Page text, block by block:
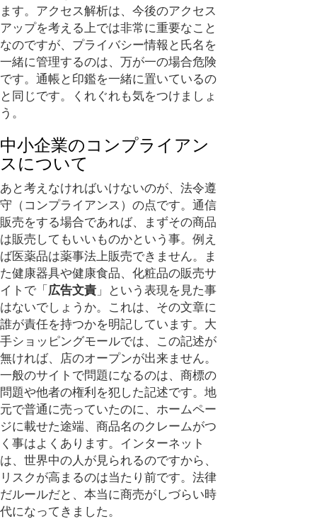
ます。アクセス解析は、今後のアクセス
アップを考える上では非常に重要なこと
なのですが、プライバシー情報と氏名を
一緒に管理するのは、万が一の場合危険
です。通帳と印鑑を一緒に置いているの
と同じです。くれぐれも気をつけましょ
う。
中小企業のコンプライアン
スについて
あと考えなければいけないのが、法令遵
守（コンプライアンス）の点です。通信
販売をする場合であれば、まずその商品
は販売してもいいものかという事。例え
ば医薬品は薬事法上販売できません。ま
た健康器具や健康食品、化粧品の販売サ
イトで「広告文責 」という表現を見た事
はないでしょうか。これは、その文章に
誰が責任を持つかを明記しています。大
手ショッピングモールでは、この記述が
無ければ、店のオープンが出来ません。
一般のサイトで問題になるのは、商標の
問題や他者の権利を犯した記述です。地
元で普通に売っていたのに、ホームペー
ジに載せた途端、商品名のクレームがつ
く事はよくあります。インターネット
は、世界中の人が見られるのですから、
リスクが高まるのは当たり前です。法律
だルールだと、本当に商売がしづらい時
代になってきました。